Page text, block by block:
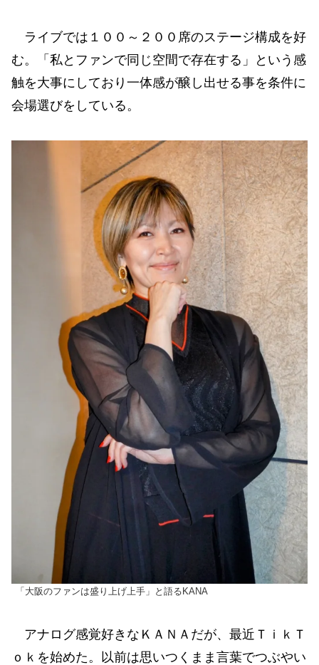
ライブでは１００～２００席のステージ構成を好
む。「私とファンで同じ空間で存在する」という感
触を大事にしており一体感が醸し出せる事を条件に
会場選びをしている。
「大阪のファンは盛り上げ上手」と語るKANA
アナログ感覚好きなＫＡＮＡだが、最近ＴｉｋＴ
ｏｋを始めた。以前は思いつくまま言葉でつぶやい